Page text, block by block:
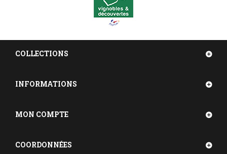
COLLECTIONS
INFORMATIONS
MON COMPTE
COORDONNÉES